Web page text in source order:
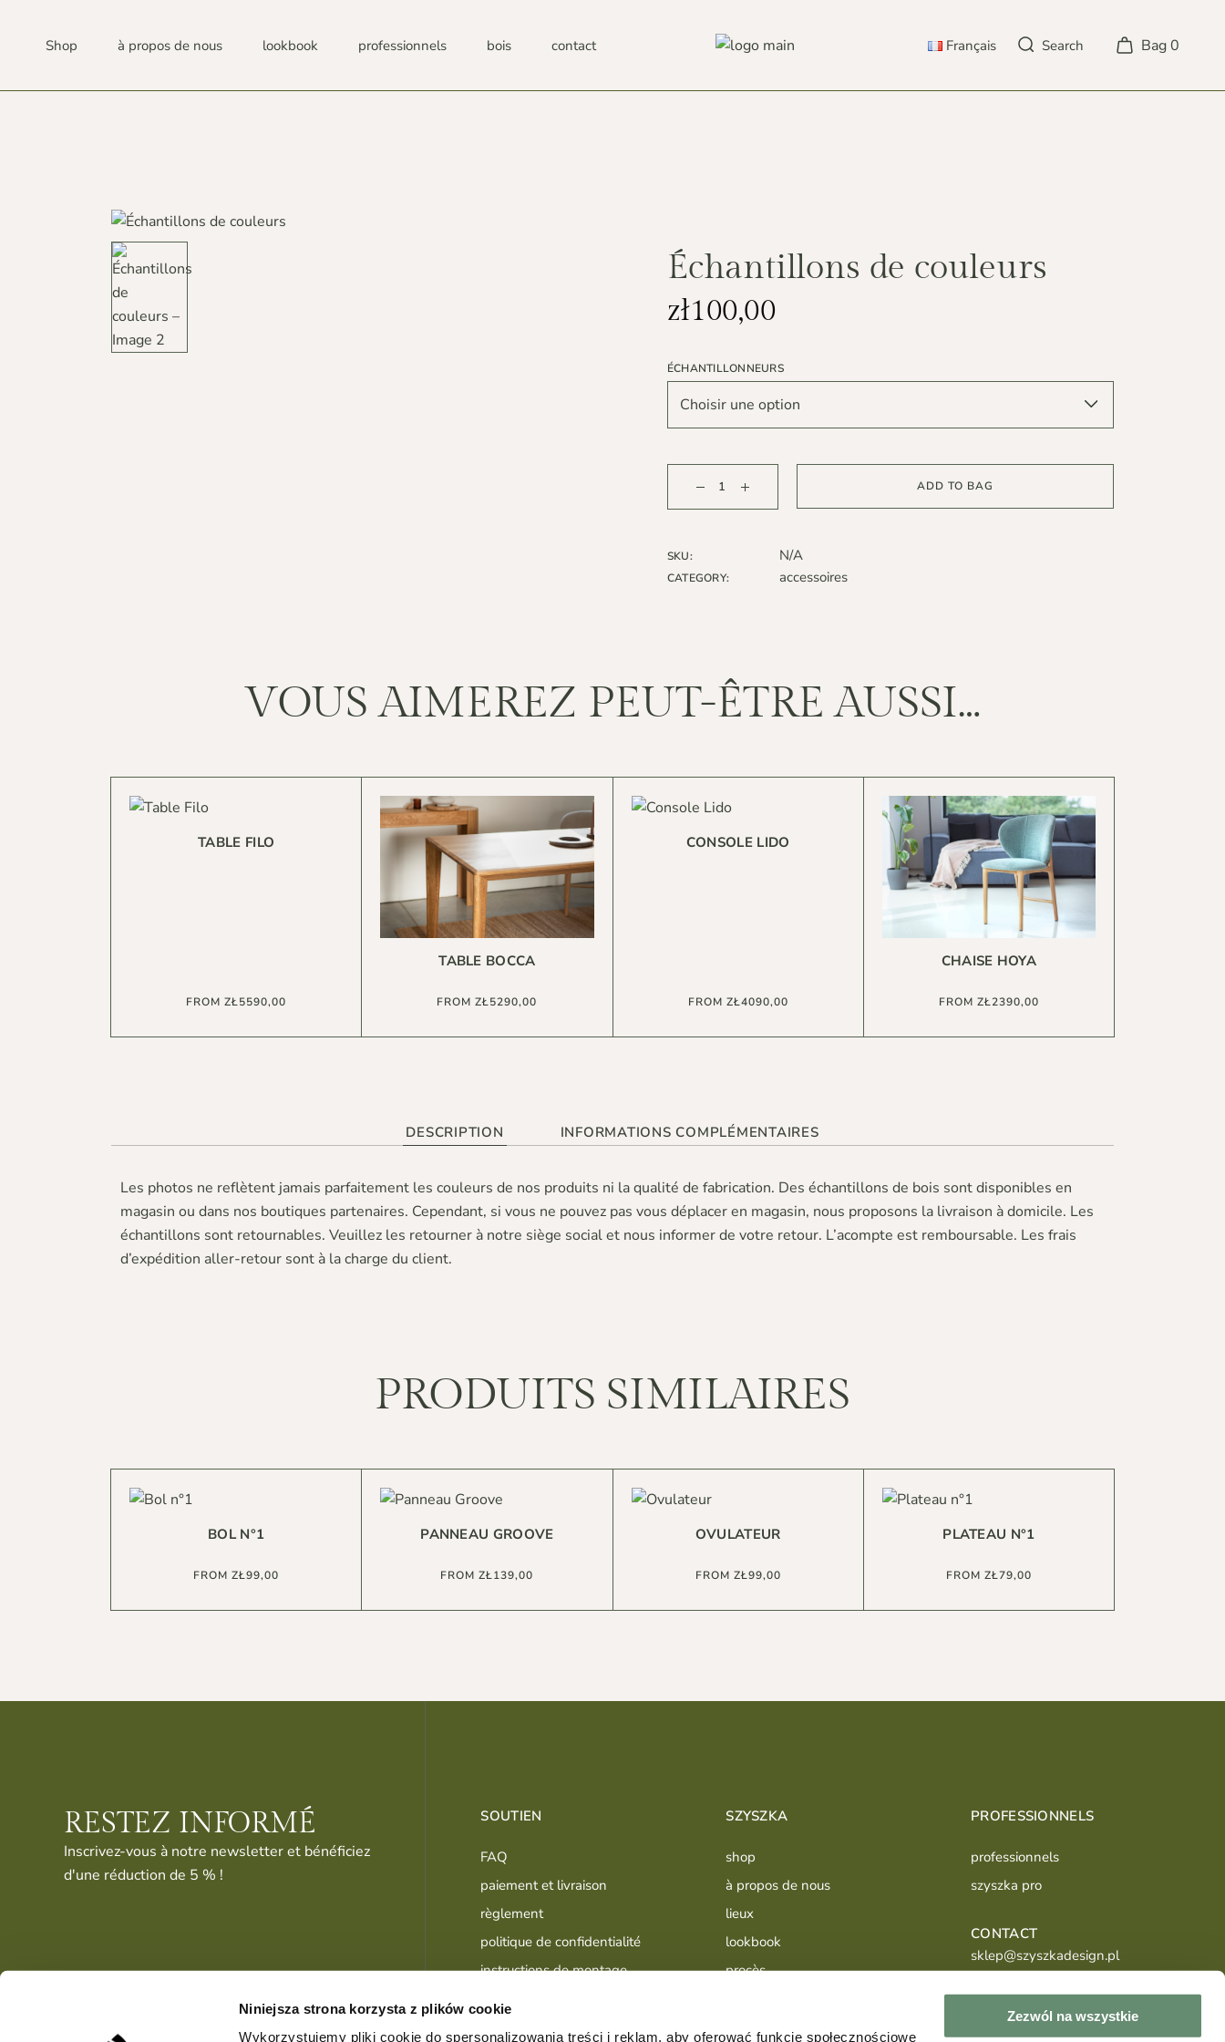
Niniejsza strona korzysta z plików cookie
Wykorzystujemy pliki cookie do spersonalizowania treści i reklam, aby oferować funkcje społecznościowe
Zezwól na wszystkie
Shop
CHAISES ET HOCKERS
FAUTEUILS ET CANAPÉS
ARMOIRES ET ÉTAGÈRES
LITS ET TABLES DE CHEVET
à propos de nous
PROCES
CSR
B2B
lookbook professionnels bois contact Français Search Bag0
Échantillons de couleurs
zł100,00
ÉCHANTILLONNEURS
Choisir une option
ADD TO BAG
SKU: N/A
CATEGORY: accessoires
VOUS AIMEREZ PEUT-ÊTRE AUSSI…
TABLE FILO
FROMZŁ5590,00
TABLE BOCCA
FROMZŁ5290,00
CONSOLE LIDO
FROM ZŁ4090,00
CHAISE HOYA
FROM ZŁ2390,00
DESCRIPTION INFORMATIONS COMPLÉMENTAIRES
Les photos ne reflètent jamais parfaitement les couleurs de nos produits ni la qualité de fabrication. Des échantillons de bois sont disponibles en
magasin ou dans nos boutiques partenaires. Cependant, si vous ne pouvez pas vous déplacer en magasin, nous proposons la livraison à domicile. Les
échantillons sont retournables. Veuillez les retourner à notre siège social et nous informer de votre retour. L’acompte est remboursable. Les frais
d’expédition aller-retour sont à la charge du client.
PRODUITS SIMILAIRES
BOL N°1
FROMZŁ99,00
PANNEAU GROOVE
FROMZŁ139,00
OVULATEUR
FROM ZŁ99,00
PLATEAU N°1
FROM ZŁ79,00
RESTEZ INFORMÉ
Inscrivez-vous à notre newsletter et bénéficiez
d'une réduction de 5 % !
SOUTIEN
FAQ
paiement et livraison
règlement
politique de confidentialité
instructions de montage
SZYSZKA
shop
à propos de nous
lieux
lookbook
procès
PROFESSIONNELS
professionnels
szyszka pro
CONTACT
sklep@szyszkadesign.pl